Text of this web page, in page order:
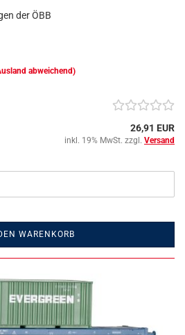
der ÖBB
abweichend)
26,91 EUR
inkl. 19% MwSt. zzgl. Versand
WARENKORB